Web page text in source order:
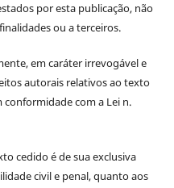
por esta publicação, não
ou a terceiros.
em caráter irrevogável e
autorais relativos ao texto
com a Lei n.
cedido é de sua exclusiva
civil e penal, quanto aos